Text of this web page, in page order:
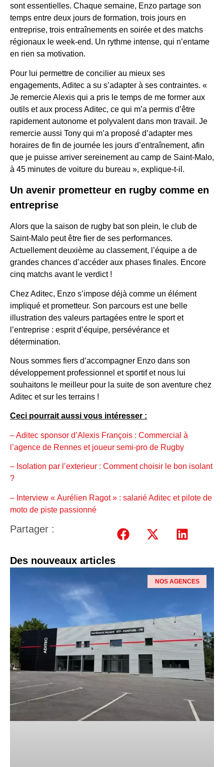
sont essentielles. Chaque semaine, Enzo partage son
temps entre deux jours de formation, trois jours en
entreprise, trois entraînements en soirée et des matchs
régionaux le week-end. Un rythme intense, qui n’entame
en rien sa motivation.
Pour lui permettre de concilier au mieux ses
engagements, Aditec a su s’adapter à ses contraintes. «
Je remercie Alexis qui a pris le temps de me former aux
outils et aux process Aditec, ce qui m’a permis d’être
rapidement autonome et polyvalent dans mon travail. Je
remercie aussi Tony qui m’a proposé d’adapter mes
horaires de fin de journée les jours d’entraînement, afin
que je puisse arriver sereinement au camp de Saint-Malo,
à 45 minutes de voiture du bureau », explique-t-il.
Un avenir prometteur en rugby comme en
entreprise
Alors que la saison de rugby bat son plein, le club de
Saint-Malo peut être fier de ses performances.
Actuellement deuxième au classement, l’équipe a de
grandes chances d’accéder aux phases finales. Encore
cinq matchs avant le verdict !
Chez Aditec, Enzo s’impose déjà comme un élément
impliqué et prometteur. Son parcours est une belle
illustration des valeurs partagées entre le sport et
l’entreprise : esprit d’équipe, persévérance et
détermination.
Nous sommes fiers d’accompagner Enzo dans son
développement professionnel et sportif et nous lui
souhaitons le meilleur pour la suite de son aventure chez
Aditec et sur les terrains !
Ceci pourrait aussi vous intéresser :
– Aditec sponsor d’Alexis François : Commercial à
l’agence de Rennes et joueur semi-pro de Rugby
– Isolation par l’exterieur : Comment choisir le bon isolant
?
– Interview « Aurélien Ragot » : salarié Aditec et pilote de
moto de piste passionné
Partager :
Des nouveaux articles
NOS AGENCES